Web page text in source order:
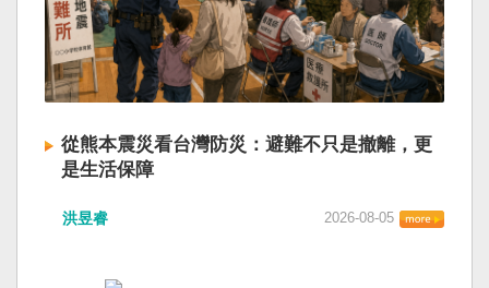
從熊本震災看台灣防災：避難不只是撤離，更
是生活保障
洪昱睿 2026-08-05